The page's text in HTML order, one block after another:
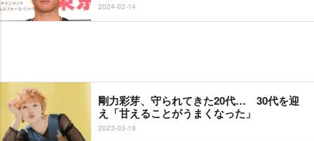
2024-02-14
剛力彩芽、守られてきた20代… 30代を迎
え「甘えることがうまくなった」
2023-03-18